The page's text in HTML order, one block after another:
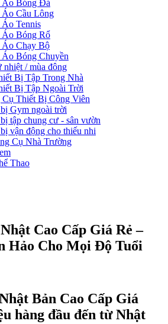
Áo Bóng Đá
Áo Cầu Lông
Áo Tennis
Áo Bóng Rổ
Áo Chạy Bộ
Áo Bóng Chuyền
nhiệt / mùa đông
Bị Tập Trong Nhà
Bị Tập Ngoài Trời
Cụ Thiết Bị Công Viên
Gym ngoài trời
tập chung cư - sân vườn
vận động cho thiếu nhi
Cụ Nhà Trường
Thao
Cao Cấp Giá Rẻ –
Hảo Cho Mọi Độ Tuổi
Bản Cao Cấp Giá
hàng đầu đến từ Nhật